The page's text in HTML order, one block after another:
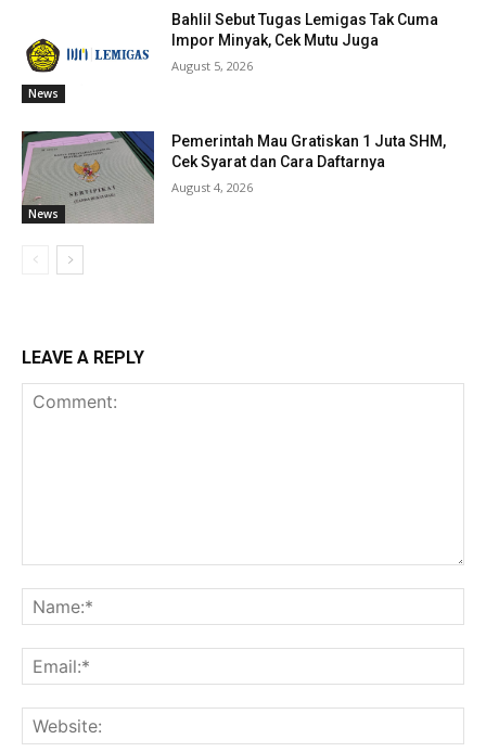
News
Bahlil Sebut Tugas Lemigas Tak Cuma
Impor Minyak, Cek Mutu Juga
August 5, 2026
News
Pemerintah Mau Gratiskan 1 Juta SHM,
Cek Syarat dan Cara Daftarnya
August 4, 2026
LEAVE A REPLY